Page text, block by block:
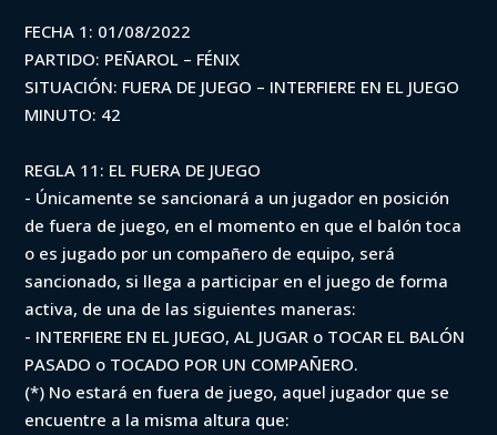
FECHA 1: 01/08/2022
PARTIDO: PEÑAROL – FÉNIX
SITUACIÓN: FUERA DE JUEGO – INTERFIERE EN EL JUEGO
MINUTO: 42
REGLA 11: EL FUERA DE JUEGO
- Únicamente se sancionará a un jugador en posición
de fuera de juego, en el momento en que el balón toca
o es jugado por un compañero de equipo, será
sancionado, si llega a participar en el juego de forma
activa, de una de las siguientes maneras:
- INTERFIERE EN EL JUEGO, AL JUGAR o TOCAR EL BALÓN
PASADO o TOCADO POR UN COMPAÑERO.
(*) No estará en fuera de juego, aquel jugador que se
encuentre a la misma altura que: